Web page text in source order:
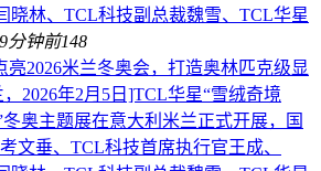
晓林、TCL科技副总裁魏雪、TCL华星
9分钟前148
亮2026米兰冬奥会，打造奥林匹克级显
2026年2月5日]TCL华星“雪绒奇境
冬奥主题展在意大利米兰正式开展，国
文垂、TCL科技首席执行官王成、